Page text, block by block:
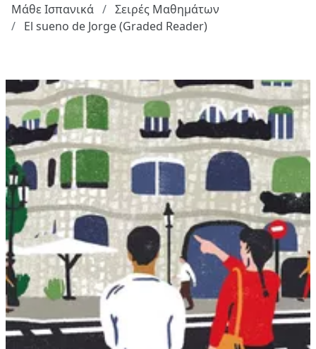
Μάθε Ισπανικά
Σειρές Μαθημάτων
El sueno de Jorge (Graded Reader)